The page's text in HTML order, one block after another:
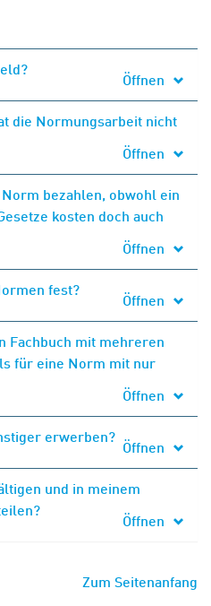
Öffnen
die Normungsarbeit nicht
Öffnen
bezahlen, obwohl ein
kosten doch auch
Öffnen
fest?
Öffnen
Fachbuch mit mehreren
für eine Norm mit nur
Öffnen
erwerben?
Öffnen
und in meinem
Öffnen
Zum Seitenanfang